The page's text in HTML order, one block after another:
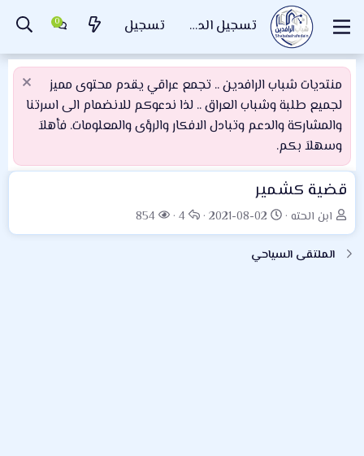
تسجيل الدخول تسجيل
منتديات شباب الرافدين .. تجمع عراقي يقدم محتوى مميز
لجميع طلبة وشباب العراق .. لذا ندعوكم للانضمام الى اسرتنا
والمشاركة والدعم وتبادل الافكار والرؤى والمعلومات. فأهلاَ
وسهلاَ بكم.
قضية كشمير
ب
ا
د
ابن الحته
ت
ا
ر
2021-08-02
ا
ل
4
ا
ل
854
الملتقى السياحي